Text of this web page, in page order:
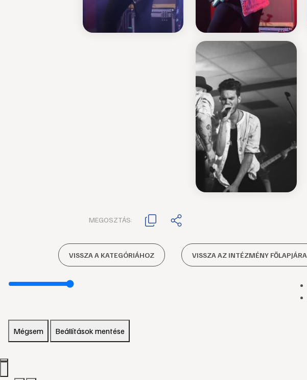
MEGOSZTÁS:
VISSZA A KATEGÓRIÁHOZ VISSZA AZ INTÉZMÉNY FŐLAPJÁRA
Mégsem Beállítások mentése